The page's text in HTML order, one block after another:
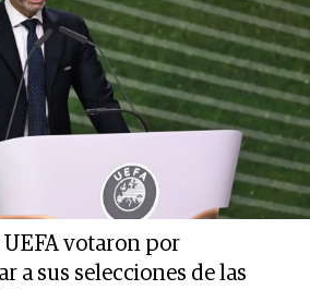
UEFA votaron por
a sus selecciones de las